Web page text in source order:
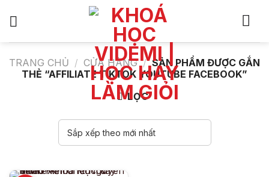
TRANG CHỦ / CỬA HÀNG / SẢN PHẨM ĐƯỢC GẮN
THẺ “AFFILIATE TIKTOK YOUTUBE FACEBOOK”
LỌC